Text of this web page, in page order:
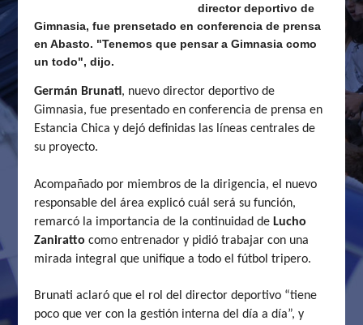
director deportivo de
Gimnasia, fue prensetado en conferencia de prensa
en Abasto. "Tenemos que pensar a Gimnasia como
un todo", dijo.
Germán Brunati, nuevo director deportivo de
Gimnasia, fue presentado en conferencia de prensa en
Estancia Chica y dejó definidas las líneas centrales de
su proyecto.
Acompañado por miembros de la dirigencia, el nuevo
responsable del área explicó cuál será su función,
remarcó la importancia de la continuidad de Lucho
Zaniratto como entrenador y pidió trabajar con una
mirada integral que unifique a todo el fútbol tripero.
Brunati aclaró que el rol del director deportivo “tiene
poco que ver con la gestión interna del día a día”, y